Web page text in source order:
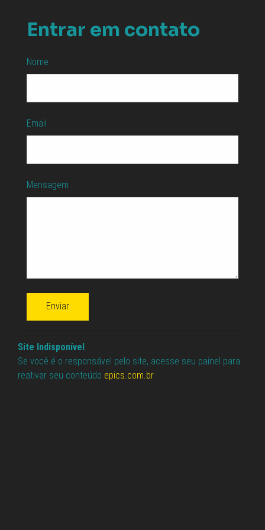
Entrar em contato
Nome
Email
Mensagem
Enviar
Site Indisponível
Se você é o responsável pelo site, acesse seu painel para
reativar seu conteúdo epics.com.br